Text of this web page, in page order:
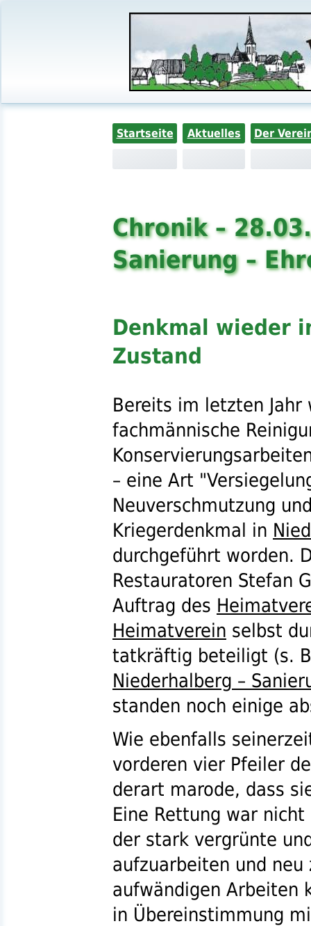
Startseite Aktuelles Der
Chronik –
Sanierung –
Denkmal wieder
Zustand
Bereits im letzten
fachmännische
– eine Art
Neuverschmutzung
Kriegerdenkmal in
durchgeführt worden.
Restauratoren Stefan
Auftrag des
Heimatverein selbst
tatkräftig beteiligt (s.
Niederhalberg –
standen noch einige
Wie ebenfalls
vorderen vier Pfeiler
derart marode, dass
Eine Rettung war
der stark vergrünte
aufzuarbeiten und neu
aufwändigen Arbeiten
in Übereinstimmung